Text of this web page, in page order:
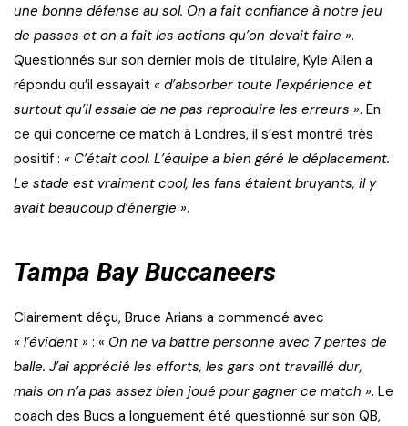
une bonne défense au sol. On a fait confiance à notre jeu
de passes et on a fait les actions qu’on devait faire ».
Questionnés sur son dernier mois de titulaire, Kyle Allen a
répondu qu’il essayait « d’absorber toute l’expérience et
surtout qu’il essaie de ne pas reproduire les erreurs ». En
ce qui concerne ce match à Londres, il s’est montré très
positif : « C’était cool. L’équipe a bien géré le déplacement.
Le stade est vraiment cool, les fans étaient bruyants, il y
avait beaucoup d’énergie ».
Tampa Bay Buccaneers
Clairement déçu, Bruce Arians a commencé avec
« l’évident » : « On ne va battre personne avec 7 pertes de
balle. J’ai apprécié les efforts, les gars ont travaillé dur,
mais on n’a pas assez bien joué pour gagner ce match ». Le
coach des Bucs a longuement été questionné sur son QB,